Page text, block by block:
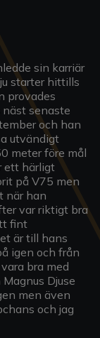
sin karriär
starter hittills
provades
senaste
och han
utvändigt
meter före mål
ett härligt
på V75 men
när han
var riktigt bra
fint
är till hans
igen och från
bra med
Djuse
men även
och jag